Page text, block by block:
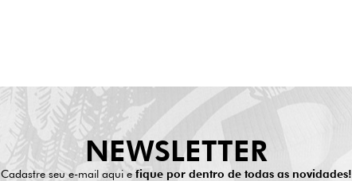
NEWSLETTER
Cadastre seu e-mail aqui e fique por dentro de todas as novidades!